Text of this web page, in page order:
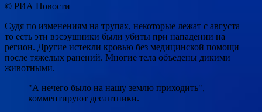
© РИА Новости
Судя по изменениям на трупах, некоторые лежат с августа —
то есть эти вэсэушники были убиты при нападении на
регион. Другие истекли кровью без медицинской помощи
после тяжелых ранений. Многие тела объедены дикими
животными.
"А нечего было на нашу землю приходить", —
комментируют десантники.